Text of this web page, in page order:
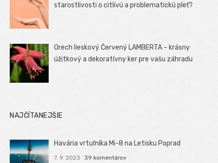
starostlivosti o citlivú a problematickú pleť?
Orech lieskový Červený LAMBERTA – krásny
úžitkový a dekoratívny ker pre vašu záhradu
NAJČÍTANEJŠIE
Havária vrtuľníka Mi-8 na Letisku Poprad
7. 9. 2023 39 komentárov